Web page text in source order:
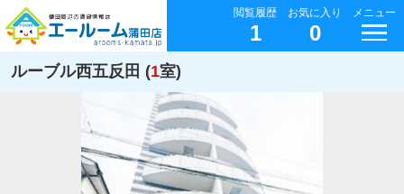
閲覧履歴
1
お気に入り
0
メニュー
ルーブル西五反田 (1室)